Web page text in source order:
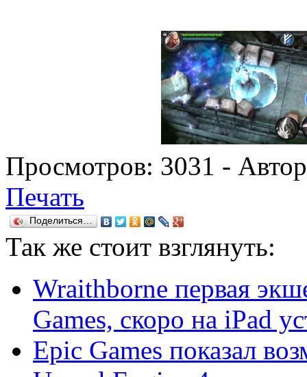
Просмотров: 3031 -
Печать
Поделиться…
Так же стоит взглянуть:
Wraithborne первая
Games, скоро на iPad
Epic Games показал